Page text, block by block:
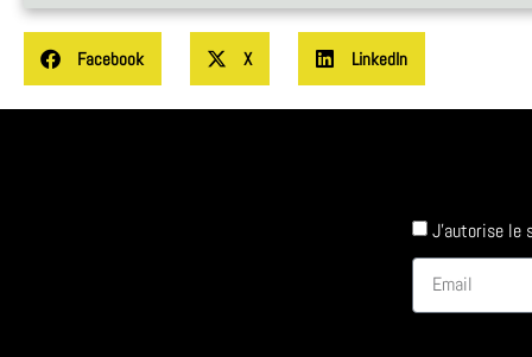
Facebook X LinkedIn
J'autorise le